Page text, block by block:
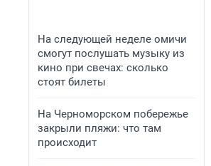
На следующей неделе омичи
смогут послушать музыку из
кино при свечах: сколько
стоят билеты
На Черноморском побережье
закрыли пляжи: что там
происходит